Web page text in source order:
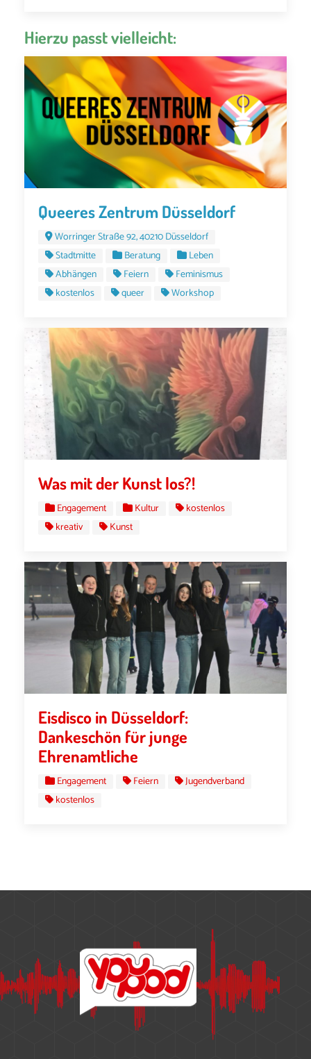
Hierzu passt vielleicht:
Queeres Zentrum Düsseldorf
Worringer Straße 92, 40210 Düsseldorf
Stadtmitte
Beratung
Leben
Abhängen
Feiern
Feminismus
kostenlos
queer Workshop
Was mit der Kunst los?!
Engagement Kultur
kostenlos
kreativ
Kunst
Eisdisco in Düsseldorf:
Dankeschön für junge
Ehrenamtliche
Engagement Feiern
Jugendverband
kostenlos